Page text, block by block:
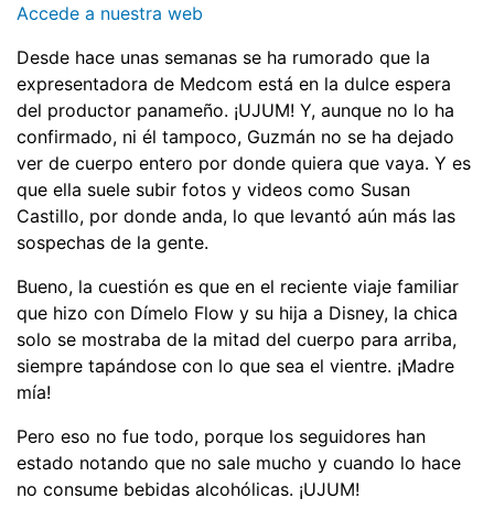
Accede a nuestra web
Desde hace unas semanas se ha rumorado que la
expresentadora de Medcom está en la dulce espera
del productor panameño. ¡UJUM! Y, aunque no lo ha
confirmado, ni él tampoco, Guzmán no se ha dejado
ver de cuerpo entero por donde quiera que vaya. Y es
que ella suele subir fotos y videos como Susan
Castillo, por donde anda, lo que levantó aún más las
sospechas de la gente.
Bueno, la cuestión es que en el reciente viaje familiar
que hizo con Dímelo Flow y su hija a Disney, la chica
solo se mostraba de la mitad del cuerpo para arriba,
siempre tapándose con lo que sea el vientre. ¡Madre
mía!
Pero eso no fue todo, porque los seguidores han
estado notando que no sale mucho y cuando lo hace
no consume bebidas alcohólicas. ¡UJUM!